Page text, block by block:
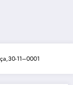
11–0001